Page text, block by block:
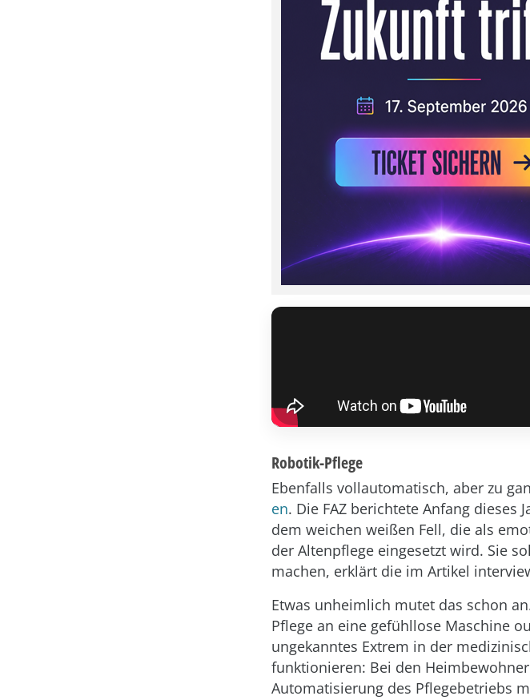
Robotik-Pflege
Ebenfalls vollautomatisch, aber zu
en. Die FAZ berichtete Anfang dieses
dem weichen weißen Fell, die als
der Altenpflege eingesetzt wird. Sie
machen, erklärt die im Artikel
Etwas unheimlich mutet das schon
Pflege an eine gefühllose Maschine
ungekanntes Extrem in der
funktionieren: Bei den
Automatisierung des Pflegebetriebs